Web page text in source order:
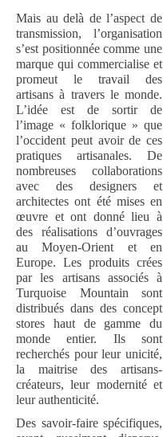
Mais au delà de l’aspect de
transmission, l’organisation
s’est positionnée comme une
marque qui commercialise et
promeut le travail des
artisans à travers le monde.
L’idée est de sortir de
l’image « folklorique » que
l’occident peut avoir de ces
pratiques artisanales. De
nombreuses collaborations
avec des designers et
architectes ont été mises en
œuvre et ont donné lieu à
des réalisations d’ouvrages
au Moyen-Orient et en
Europe. Les produits crées
par les artisans associés à
Turquoise Mountain sont
distribués dans des concept
stores haut de gamme du
monde entier. Ils sont
recherchés pour leur unicité,
la maitrise des artisans-
créateurs, leur modernité et
leur authenticité.
Des savoir-faire spécifiques,